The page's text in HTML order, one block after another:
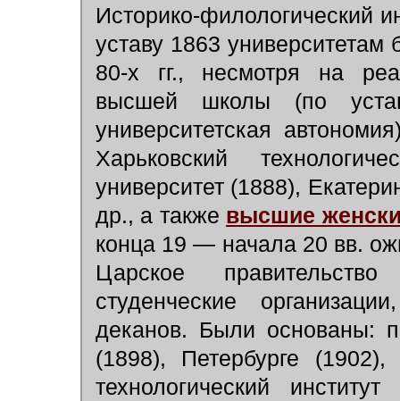
Историко-филологический
уставу 1863
80-х гг., несмотря на
высшей школы (по
университетская
Харьковский
университет (1888),
др., а также высшие
конца 19 — начала 20 вв.
Царское
студенческие
деканов. Были основаны:
(1898), Петербурге
технологический